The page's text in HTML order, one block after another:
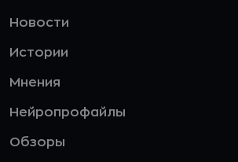
Новости
Истории
Мнения
Нейропрофайлы
Обзоры